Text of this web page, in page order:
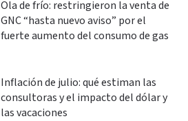
Ola de frío: restringieron la venta de
GNC “hasta nuevo aviso” por el
fuerte aumento del consumo de gas
Inflación de julio: qué estiman las
consultoras y el impacto del dólar y
las vacaciones